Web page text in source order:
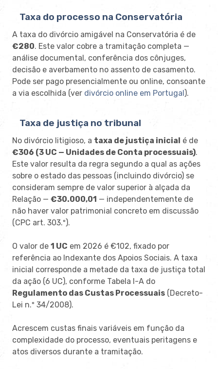
Taxa do processo na Conservatória
A taxa do divórcio amigável na Conservatória é de
€280. Este valor cobre a tramitação completa —
análise documental, conferência dos cônjuges,
decisão e averbamento no assento de casamento.
Pode ser pago presencialmente ou online, consoante
a via escolhida (ver divórcio online em Portugal).
Taxa de justiça no tribunal
No divórcio litigioso, a taxa de justiça inicial é de
€306 (3 UC — Unidades de Conta processuais).
Este valor resulta da regra segundo a qual as ações
sobre o estado das pessoas (incluindo divórcio) se
consideram sempre de valor superior à alçada da
Relação — €30.000,01 — independentemente de
não haver valor patrimonial concreto em discussão
(CPC art. 303.º).
O valor de 1 UC em 2026 é €102, fixado por
referência ao Indexante dos Apoios Sociais. A taxa
inicial corresponde a metade da taxa de justiça total
da ação (6 UC), conforme Tabela I-A do
Regulamento das Custas Processuais (Decreto-
Lei n.º 34/2008).
Acrescem custas finais variáveis em função da
complexidade do processo, eventuais peritagens e
atos diversos durante a tramitação.